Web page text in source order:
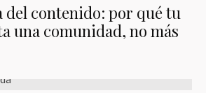
del contenido: por qué tu
una comunidad, no más